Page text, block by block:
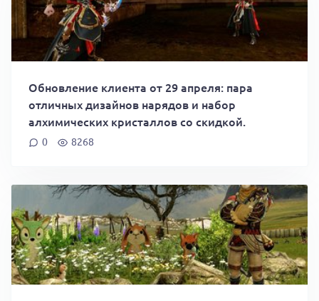
Обновление клиента от 29 апреля: пара
отличных дизайнов нарядов и набор
алхимических кристаллов со скидкой.
0 8268